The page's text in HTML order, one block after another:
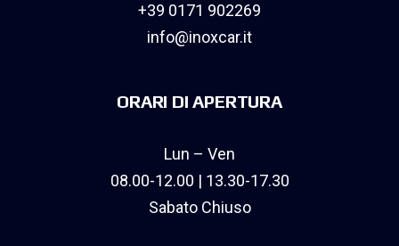
+39 0171 902269
info@inoxcar.it
ORARI DI APERTURA
Lun – Ven
08.00-12.00 | 13.30-17.30
Sabato Chiuso